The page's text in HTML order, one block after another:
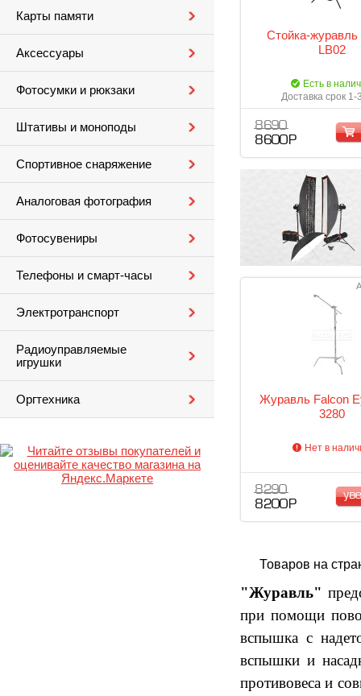
Карты памяти
Аксессуары
Фотосумки и рюкзаки
Штативы и моноподы
Спортивное снаряжение
Аналоговая фотография
Фотосувениры
Телефоны и смарт-часы
Электротранспорт
Радиоуправляемые
игрушки
Оргтехника
Стойка-журавль
LB02
Есть в
Доставка срок 1-
8 690
8 600 Р
Журавль Falcon
3280
Нет в
8 290
8 200 Р
Товаров на
"Журавль"
при помощи
вспышка с
вспышки и
противовеса и